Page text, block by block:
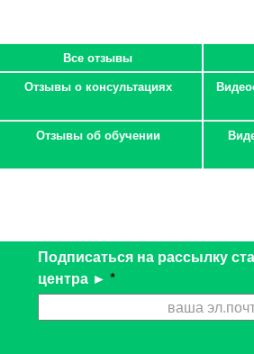
Все отзывы
Отзывы о консультациях
Отзывы об обучении
Подписаться на рассылку
центра ► *